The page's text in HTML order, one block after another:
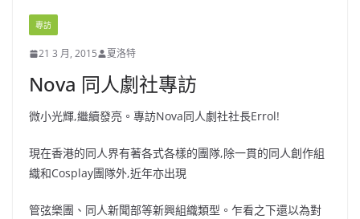
專訪
21 3 月, 2015 夏洛特
Nova 同人劇社專訪
微小光輝,繼續發亮。專訪Nova同人劇社社長Errol!
現在香港的同人界有著各式各樣的團隊,除一貫的同人創作組
織和Cosplay團隊外,近年亦出現
管弦樂團、同人新聞部等新興組織類型。乍看之下還以為對